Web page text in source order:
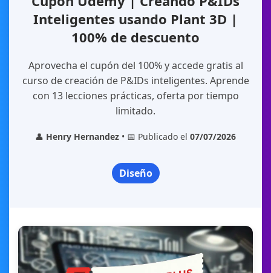
Inteligentes usando Plant 3D |
100% de descuento
Aprovecha el cupón del 100% y accede gratis al
curso de creación de P&IDs inteligentes. Aprende
con 13 lecciones prácticas, oferta por tiempo
limitado.
👤 Henry Hernandez • 📅 Publicado el 07/07/2026
Diseño